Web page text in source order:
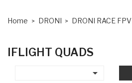
Home DRONI DRONI RACE FPV
IFLIGHT QUADS
